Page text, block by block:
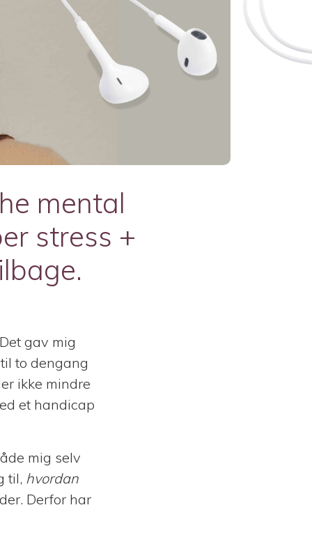
mental
stress +
gav mig
to dengang
ikke mindre
et handicap
mig selv
til, hvordan
Derfor har